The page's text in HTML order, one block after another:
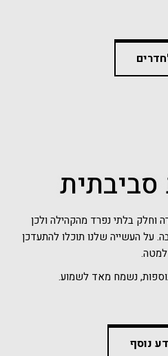
סביבתית
וחלק בלתי נפרד מהקהילה ולכן
על העשייה שלנו תוכלו להתעדכן
למטה.
נשמח מאד לשמוע.
נוסף